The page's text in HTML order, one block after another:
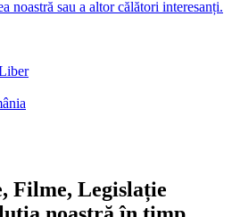
noastră sau a altor călători interesanți.
Filme, Legislație